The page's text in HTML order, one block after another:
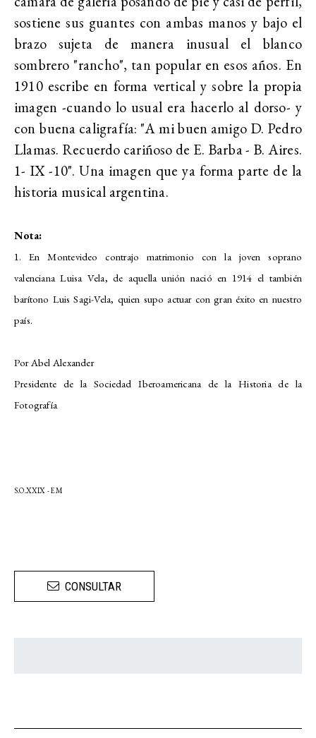
sostiene sus guantes con ambas manos y bajo el
brazo sujeta de manera inusual el blanco
sombrero "rancho", tan popular en esos años. En
1910 escribe en forma vertical y sobre la propia
imagen -cuando lo usual era hacerlo al dorso- y
con buena caligrafía: "A mi buen amigo D. Pedro
Llamas. Recuerdo cariñoso de E. Barba - B. Aires.
1- IX -10". Una imagen que ya forma parte de la
historia musical argentina.
Nota:
1. En Montevideo contrajo matrimonio con la joven soprano
valenciana Luisa Vela, de aquella unión nació en 1914 el también
barítono Luis Sagi-Vela, quien supo actuar con gran éxito en nuestro
país.
Por Abel Alexander
Presidente de la Sociedad Iberoamericana de la Historia de la
Fotografía
S.O.XXIX - EM
CONSULTAR